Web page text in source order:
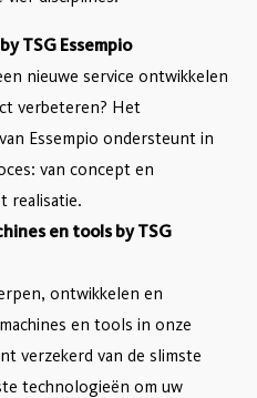
TSG Essempio
nieuwe service ontwikkelen
verbeteren? Het
Essempio ondersteunt in
van concept en
realisatie.
en tools by TSG
ontwikkelen en
en tools in onze
verzekerd van de slimste
technologieën om uw